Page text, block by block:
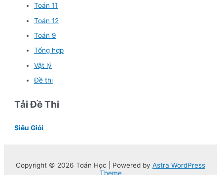
Toán 11
Toán 12
Toán 9
Tổng hợp
Vật lý
Đề thi
Tải Đề Thi
Siêu Giỏi
Copyright © 2026 Toán Học | Powered by Astra WordPress
Theme